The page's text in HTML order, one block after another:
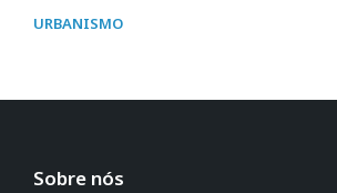
URBANISMO
Sobre nós